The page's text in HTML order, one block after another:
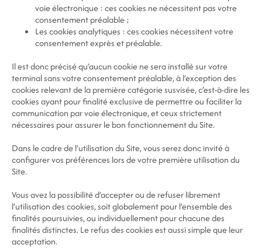
voie électronique : ces cookies ne nécessitent pas votre
consentement préalable ;
Les cookies analytiques : ces cookies nécessitent votre
consentement exprès et préalable.
Il est donc précisé qu’aucun cookie ne sera installé sur votre
terminal sans votre consentement préalable, à l’exception des
cookies relevant de la première catégorie susvisée, c’est-à-dire les
cookies ayant pour finalité exclusive de permettre ou faciliter la
communication par voie électronique, et ceux strictement
nécessaires pour assurer le bon fonctionnement du Site.
Dans le cadre de l’utilisation du Site, vous serez donc invité à
configurer vos préférences lors de votre première utilisation du
Site.
Vous avez la possibilité d’accepter ou de refuser librement
l’utilisation des cookies, soit globalement pour l’ensemble des
finalités poursuivies, ou individuellement pour chacune des
finalités distinctes. Le refus des cookies est aussi simple que leur
acceptation.